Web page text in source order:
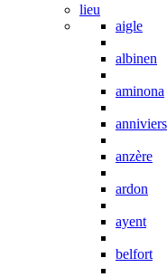
lieu
aigle
albinen
aminona
anniviers
anzère
ardon
ayent
belfort